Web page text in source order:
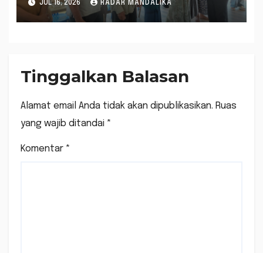
Bagi Warga
JUL 16, 2026 RADAR MANDALIKA
Tinggalkan Balasan
Alamat email Anda tidak akan dipublikasikan. Ruas
yang wajib ditandai *
Komentar *